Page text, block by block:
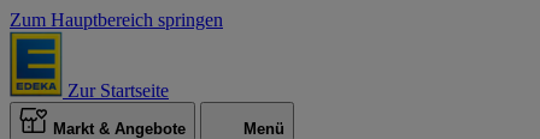
Zum Hauptbereich springen
Zur Startseite
Markt & Angebote Menü